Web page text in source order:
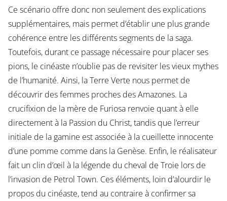
Ce scénario offre donc non seulement des explications
supplémentaires, mais permet d’établir une plus grande
cohérence entre les différents segments de la saga.
Toutefois, durant ce passage nécessaire pour placer ses
pions, le cinéaste n’oublie pas de revisiter les vieux mythes
de l’humanité. Ainsi, la Terre Verte nous permet de
découvrir des femmes proches des Amazones. La
crucifixion de la mère de Furiosa renvoie quant à elle
directement à la Passion du Christ, tandis que l’erreur
initiale de la gamine est associée à la cueillette innocente
d’une pomme comme dans la Genèse. Enfin, le réalisateur
fait un clin d’œil à la légende du cheval de Troie lors de
l’invasion de Petrol Town. Ces éléments, loin d’alourdir le
propos du cinéaste, tend au contraire à confirmer sa